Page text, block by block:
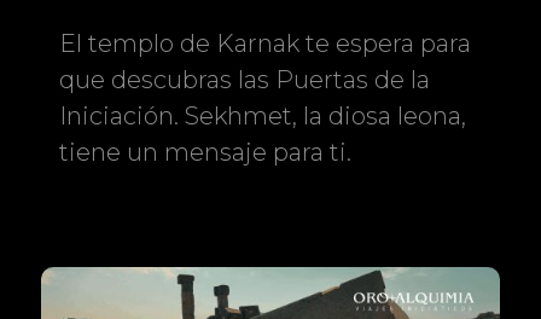
El templo de Karnak te espera para
que descubras las Puertas de la
Iniciación. Sekhmet, la diosa leona,
tiene un mensaje para ti.